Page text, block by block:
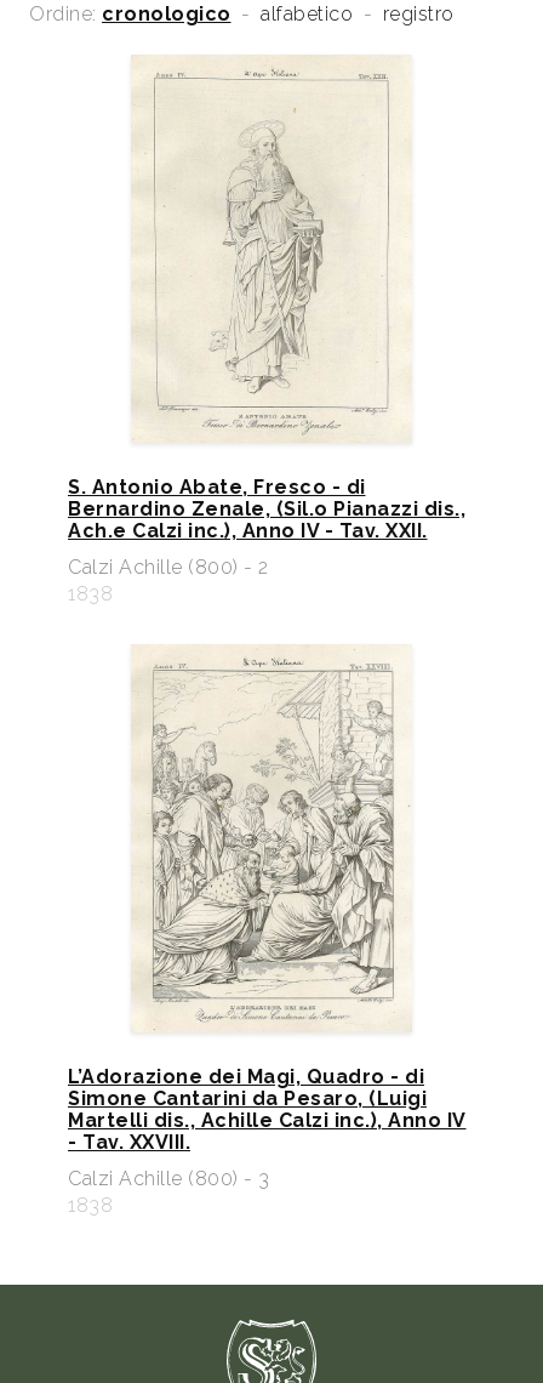
Ordine: cronologico - alfabetico - registro
S. Antonio Abate, Fresco - di
Bernardino Zenale, (Sil.o Pianazzi dis.,
Ach.e Calzi inc.), Anno IV - Tav. XXII.
Calzi Achille (800) - 2
1838
L’Adorazione dei Magi, Quadro - di
Simone Cantarini da Pesaro, (Luigi
Martelli dis., Achille Calzi inc.), Anno IV
- Tav. XXVIII.
Calzi Achille (800) - 3
1838